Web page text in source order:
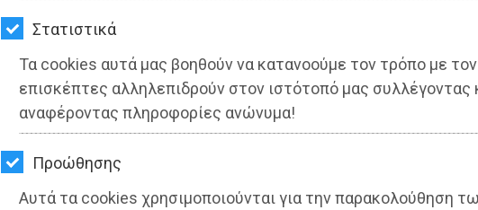
Στατιστικά
Τα cookies αυτά μας βοηθούν να κατανοούμε τον τρόπο με τον
επισκέπτες αλληλεπιδρούν στον ιστότοπό μας συλλέγοντας
αναφέροντας πληροφορίες ανώνυμα!
Προώθησης
Αυτά τα cookies χρησιμοποιούνται για την παρακολούθηση